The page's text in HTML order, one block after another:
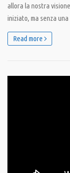
allora la nostra
iniziato, ma senza
Read more